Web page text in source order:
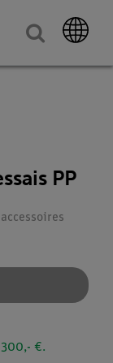
PP
€.